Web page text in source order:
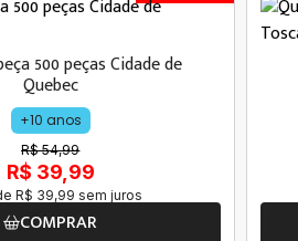
500 peças Cidade de
Quebec
+10 anos
R$ 54,99
R$ 39,99
R$ 39,99 sem juros
COMPRAR